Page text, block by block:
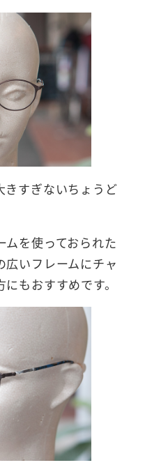
きすぎないちょうど
を使っておられた
広いフレームにチャ
もおすすめです。